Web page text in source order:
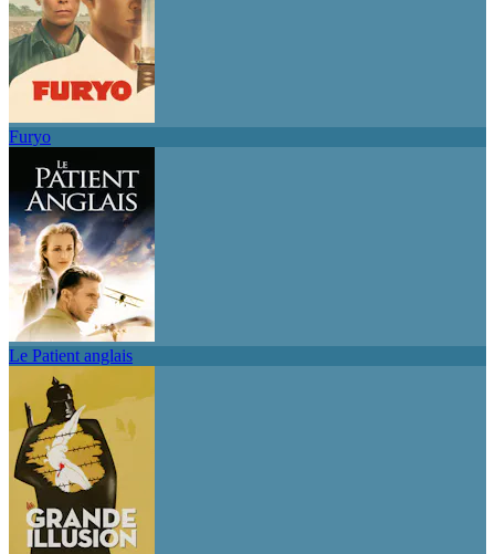
Furyo
Le Patient anglais